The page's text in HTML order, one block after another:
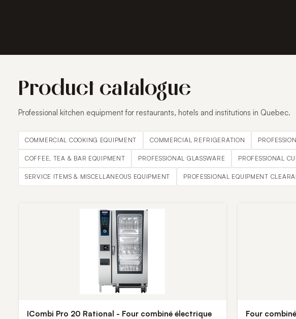
Product catalogue
Professional kitchen equipment for restaurants, hotels and institutions in Quebec.
COMMERCIAL COOKING EQUIPMENT COMMERCIAL REFRIGERATION
COFFEE, TEA & BAR EQUIPMENT PROFESSIONAL GLASSWARE PROFESSIONAL
SERVICE ITEMS & MISCELLANEOUS EQUIPMENT PROFESSIONAL EQUIPMENT
ICombi Pro 20 Rational - Four combiné électrique
Four